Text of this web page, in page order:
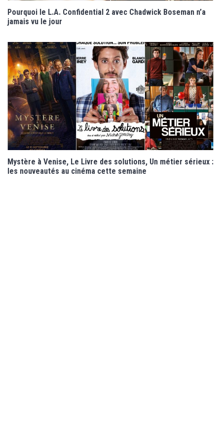
Pourquoi le L.A. Confidential 2 avec Chadwick Boseman n’a
jamais vu le jour
Mystère à Venise, Le Livre des solutions, Un métier sérieux :
les nouveautés au cinéma cette semaine